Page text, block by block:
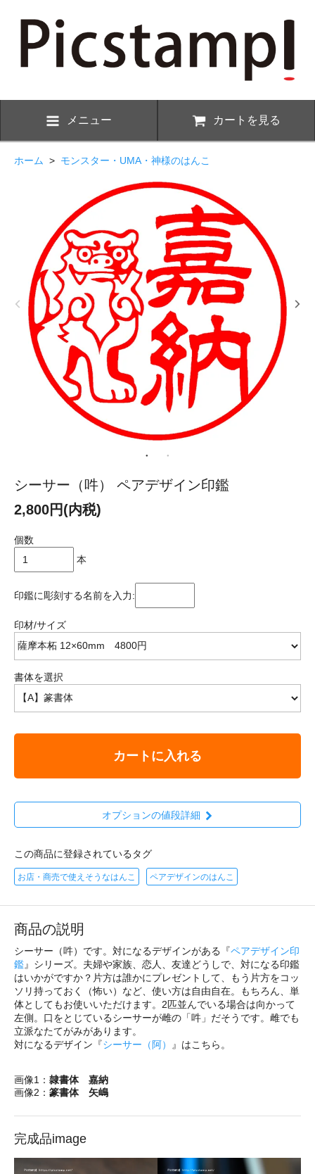
メニュー カートを見る
ホーム > モンスター・UMA・神様のはんこ
シーサー（吽） ペアデザイン印鑑
2,800円(内税)
個数
本
印鑑に彫刻する名前を入力:
印材/サイズ
書体を選択
カートに入れる
オプションの値段詳細
この商品に登録されているタグ
お店・商売で使えそうなはんこ ペアデザインのはんこ
商品の説明
シーサー（吽）です。対になるデザインがある『ペアデザイン印
鑑』シリーズ。夫婦や家族、恋人、友達どうしで、対になる印鑑
はいかがですか？片方は誰かにプレゼントして、もう片方をコッ
ソリ持っておく（怖い）など、使い方は自由自在。もちろん、単
体としてもお使いいただけます。2匹並んでいる場合は向かって
左側。口をとじているシーサーが雌の「吽」だそうです。雌でも
立派なたてがみがあります。
対になるデザイン『シーサー（阿） 』はこちら。
画像1： 隷書体 嘉納
画像2： 篆書体 矢嶋
完成品image